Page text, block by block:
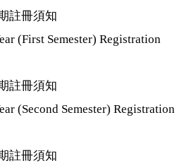
註冊須知
(First Semester) Registration
註冊須知
(Second Semester) Registration
註冊須知